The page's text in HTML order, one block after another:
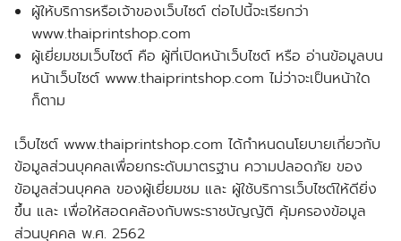
ผู้ให้บริการหรือเจ้าของเว็บไซต์ ต่อไปนี้จะเรียกว่า
www.thaiprintshop.com
ผู้เยี่ยมชมเว็บไซต์ คือ ผู้ที่เปิดหน้าเว็บไซต์ หรือ อ่านข้อมูลบน
หน้าเว็บไซต์ www.thaiprintshop.com ไม่ว่าจะเป็นหน้าใด
ก็ตาม
เว็บไซต์ www.thaiprintshop.com ได้กำหนดนโยบายเกี่ยวกับ
ข้อมูลส่วนบุคคลเพื่อยกระดับมาตรฐาน ความปลอดภัย ของ
ข้อมูลส่วนบุคคล ของผู้เยี่ยมชม และ ผู้ใช้บริการเว็บไซต์ให้ดียิ่ง
ขึ้น และ เพื่อให้สอดคล้องกับพระราชบัญญัติ คุ้มครองข้อมูล
ส่วนบุคคล พ.ศ. 2562